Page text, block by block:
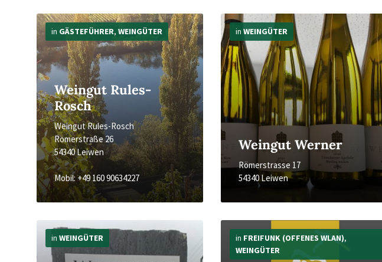
Weingut Rules-
Rosch
Weingut Rules-Rosch
Römerstraße 26
54340 Leiwen
Mobil: +49 160 90634227
in GÄSTEFÜHRER, WEINGÜTER
Mehr
Infos
Weingut Werner
Römerstrasse 17
54340 Leiwen
inWEINGÜTER
Mehr
Infos
in WEINGÜTER
Mehr
Infos
in FREIFUNK (OFFENES WLAN),
WEINGÜTER
Mehr
Infos